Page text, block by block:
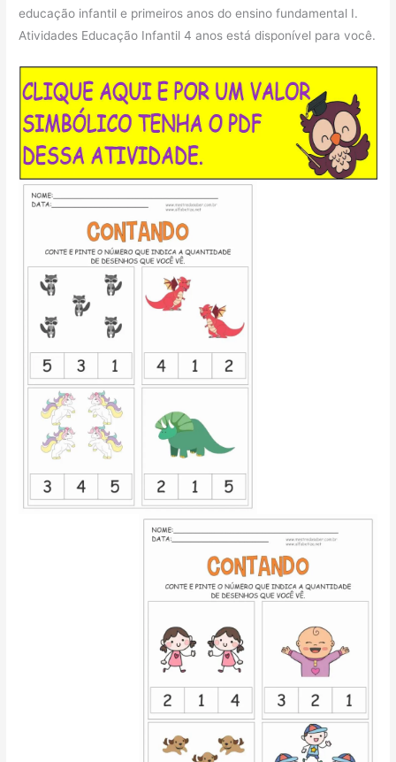
educação infantil e primeiros anos do ensino fundamental I.
Atividades Educação Infantil 4 anos está disponível para você.